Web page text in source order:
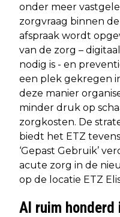
onder meer
zorgvraag binnen
afspraak wordt
van de zorg –
nodig is - en
een plek gekregen
deze manier
minder druk op
zorgkosten. De
biedt het ETZ
‘Gepast Gebruik’
acute zorg in de
op de locatie ETZ
Al ruim